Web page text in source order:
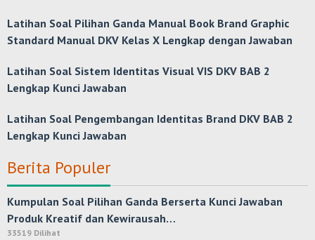
Latihan Soal Pilihan Ganda Manual Book Brand Graphic
Standard Manual DKV Kelas X Lengkap dengan Jawaban
Latihan Soal Sistem Identitas Visual VIS DKV BAB 2
Lengkap Kunci Jawaban
Latihan Soal Pengembangan Identitas Brand DKV BAB 2
Lengkap Kunci Jawaban
Berita Populer
Kumpulan Soal Pilihan Ganda Berserta Kunci Jawaban
Produk Kreatif dan Kewirausah…
33519 Dilihat